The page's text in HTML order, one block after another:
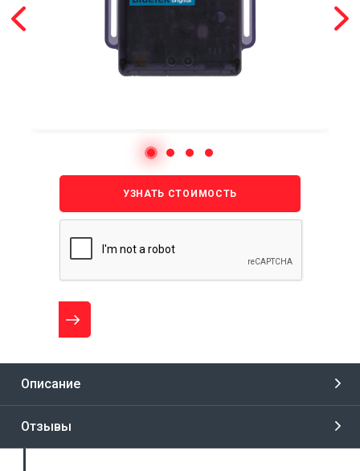
УЗНАТЬ СТОИМОСТЬ
Описание
Отзывы